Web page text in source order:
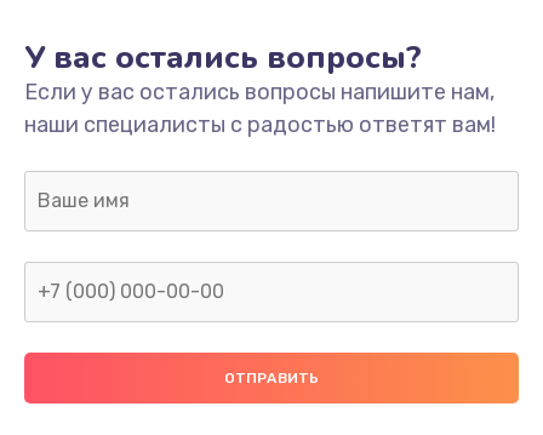
У вас остались вопросы?
Если у вас остались вопросы напишите нам,
наши специалисты с радостью ответят вам!